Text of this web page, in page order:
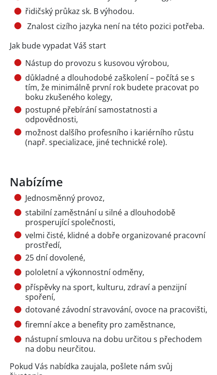
řidičský průkaz sk. B výhodou.
Znalost cizího jazyka není na této pozici potřeba.
Jak bude vypadat Váš start
Nástup do provozu s kusovou výrobou,
důkladné a dlouhodobé zaškolení – počítá se s
tím, že minimálně první rok budete pracovat po
boku zkušeného kolegy,
postupné přebírání samostatnosti a
odpovědnosti,
možnost dalšího profesního i kariérního růstu
(např. specializace, jiné technické role).
Nabízíme
Jednosměnný provoz,
stabilní zaměstnání u silné a dlouhodobě
prosperující společnosti,
velmi čisté, klidné a dobře organizované pracovní
prostředí,
25 dní dovolené,
pololetní a výkonnostní odměny,
příspěvky na sport, kulturu, zdraví a penzijní
spoření,
dotované závodní stravování, ovoce na pracovišti,
firemní akce a benefity pro zaměstnance,
nástupní smlouva na dobu určitou s přechodem
na dobu neurčitou.
Pokud Vás nabídka zaujala, pošlete nám svůj